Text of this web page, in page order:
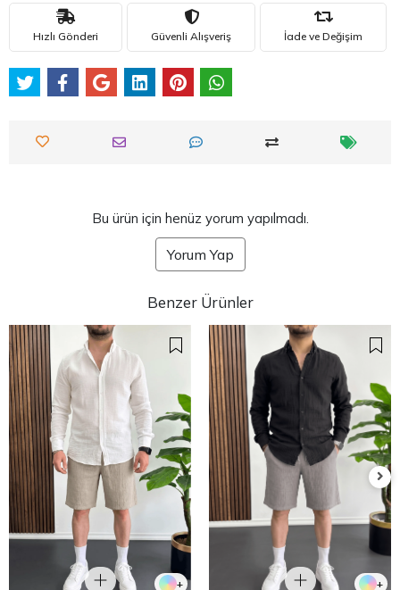
Hızlı Gönderi Güvenli Alışveriş İade ve Değişim
Bu ürün için henüz yorum yapılmadı.
Yorum Yap
Benzer Ürünler
+
+